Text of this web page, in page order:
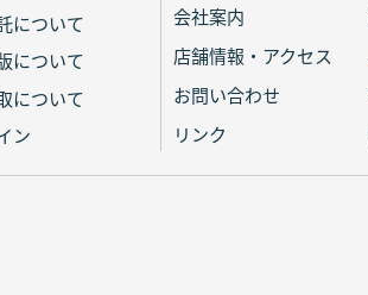
について
について
について
ン
会社案内
店舗情報・アクセス
お問い合わせ
リンク